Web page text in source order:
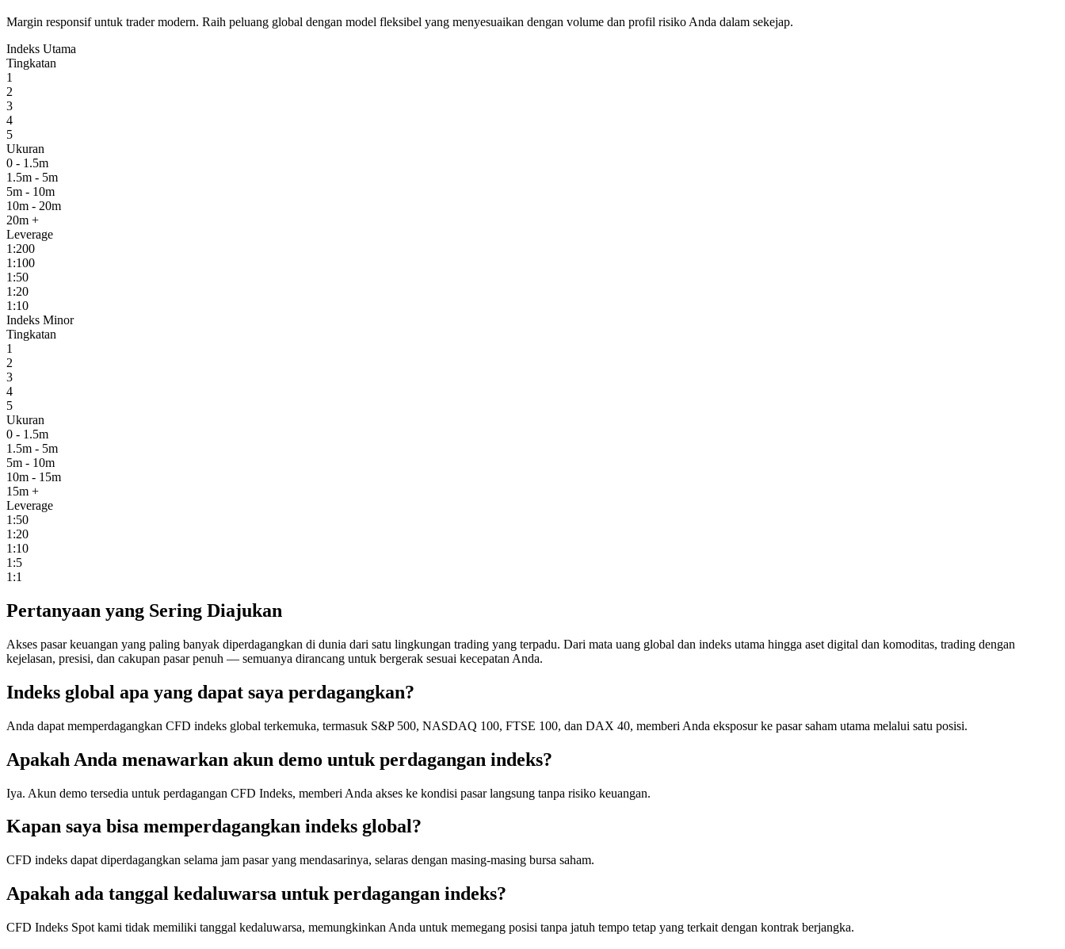
Margin responsif untuk trader modern. Raih peluang global dengan model fleksibel yang menyesuaikan dengan volume dan profil risiko Anda dalam sekejap.
Indeks Utama
Tingkatan
1
2
3
4
5
Ukuran
0 - 1.5m
1.5m - 5m
5m - 10m
10m - 20m
20m +
Leverage
1:200
1:100
1:50
1:20
1:10
Indeks Minor
Tingkatan
1
2
3
4
5
Ukuran
0 - 1.5m
1.5m - 5m
5m - 10m
10m - 15m
15m +
Leverage
1:50
1:20
1:10
1:5
1:1
Pertanyaan yang Sering Diajukan
Akses pasar keuangan yang paling banyak diperdagangkan di dunia dari satu lingkungan trading yang terpadu. Dari mata uang global dan indeks utama hingga aset digital dan komoditas, trading dengan
kejelasan, presisi, dan cakupan pasar penuh — semuanya dirancang untuk bergerak sesuai kecepatan Anda.
Indeks global apa yang dapat saya perdagangkan?
Anda dapat memperdagangkan CFD indeks global terkemuka, termasuk S&P 500, NASDAQ 100, FTSE 100, dan DAX 40, memberi Anda eksposur ke pasar saham utama melalui satu posisi.
Apakah Anda menawarkan akun demo untuk perdagangan indeks?
Iya. Akun demo tersedia untuk perdagangan CFD Indeks, memberi Anda akses ke kondisi pasar langsung tanpa risiko keuangan.
Kapan saya bisa memperdagangkan indeks global?
CFD indeks dapat diperdagangkan selama jam pasar yang mendasarinya, selaras dengan masing-masing bursa saham.
Apakah ada tanggal kedaluwarsa untuk perdagangan indeks?
CFD Indeks Spot kami tidak memiliki tanggal kedaluwarsa, memungkinkan Anda untuk memegang posisi tanpa jatuh tempo tetap yang terkait dengan kontrak berjangka.